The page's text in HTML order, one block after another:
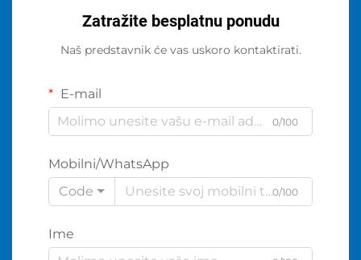
Zatražite besplatnu ponudu
Naš predstavnik će vas uskoro kontaktirati.
E-mail
0/100
Mobilni/WhatsApp
Code
0/100
Ime